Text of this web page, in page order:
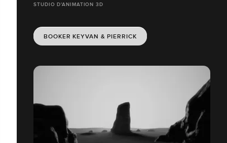
STUDIO D'ANIMATION 3D
BOOKER KEYVAN & PIERRICK